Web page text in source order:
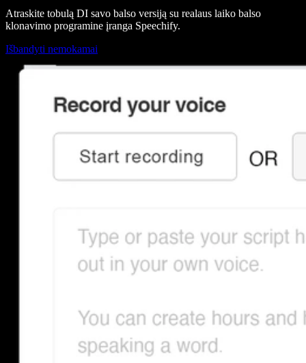
Atraskite tobulą DI savo balso versiją su realaus laiko balso
klonavimo programine įranga Speechify.
Išbandyti nemokamai